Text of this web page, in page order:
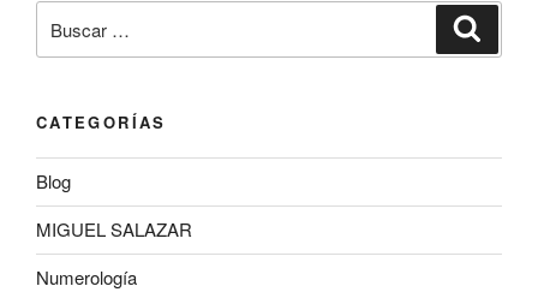
por:
CATEGORÍAS
Blog
MIGUEL SALAZAR
Numerología